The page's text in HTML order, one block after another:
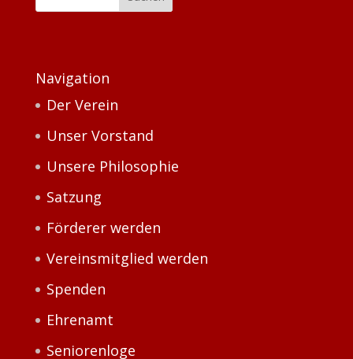
Navigation
Der Verein
Unser Vorstand
Unsere Philosophie
Satzung
Förderer werden
Vereinsmitglied werden
Spenden
Ehrenamt
Seniorenloge